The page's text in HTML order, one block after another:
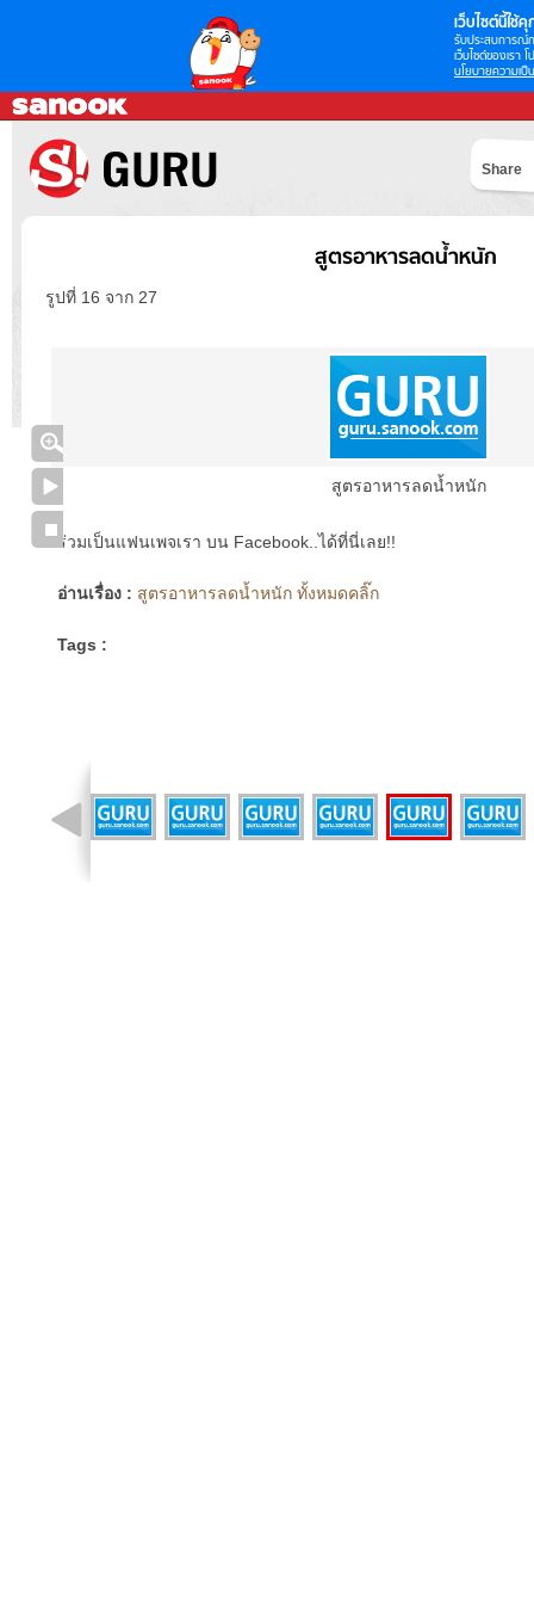
เว็บไซต์นี้ใช้คุ
รับประสบการณ์
เว็บไซต์ของเรา
นโยบายความเป็
Share
สูตรอาหารลดน้ำหนัก
รูปที่ 16 จาก 27
สูตรอาหารลดน้ำหนัก
ร่วมเป็นแฟนเพจเรา บน Facebook..ได้ที่นี่เลย!!
อ่านเรื่อง : สูตรอาหารลดน้ำหนัก ทั้งหมดคลิ๊ก
Tags :